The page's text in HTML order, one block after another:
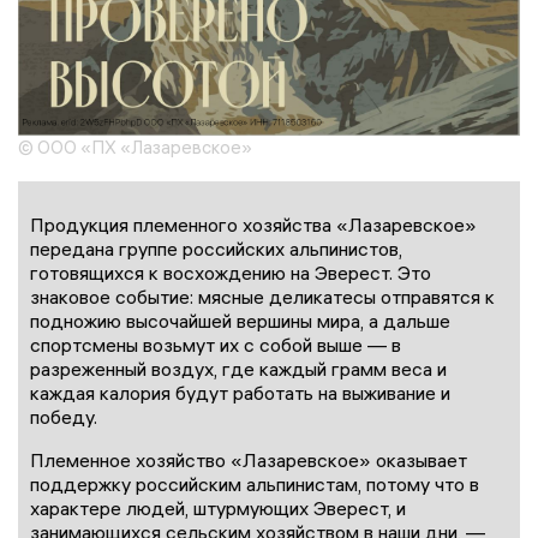
© ООО «ПХ «Лазаревское»
Продукция племенного хозяйства «Лазаревское»
передана группе российских альпинистов,
готовящихся к восхождению на Эверест. Это
знаковое событие: мясные деликатесы отправятся к
подножию высочайшей вершины мира, а дальше
спортсмены возьмут их с собой выше — в
разреженный воздух, где каждый грамм веса и
каждая калория будут работать на выживание и
победу.
Племенное хозяйство «Лазаревское» оказывает
поддержку российским альпинистам, потому что в
характере людей, штурмующих Эверест, и
занимающихся сельским хозяйством в наши дни, —